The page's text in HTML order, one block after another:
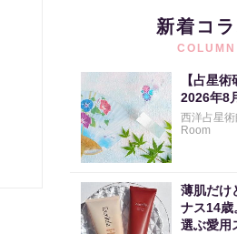
新着コ
COLUMN
【占星術
2026年8
西洋占星
Room
薄肌だけ
ナス14歳
選ぶ愛用